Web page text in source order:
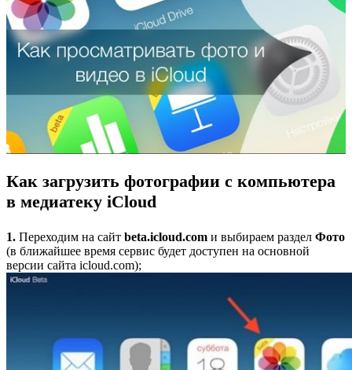
Как загрузить фотографии с компьютера
в медиатеку iCloud
1. Переходим на сайт beta.icloud.com и выбираем раздел Фото
(в ближайшее время сервис будет доступен на основной
версии сайта icloud.com);